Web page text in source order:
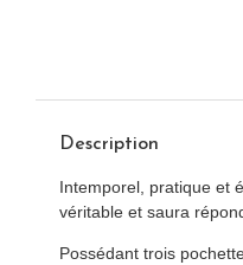
Description
Intemporel, pratique et
véritable et saura
Possédant trois